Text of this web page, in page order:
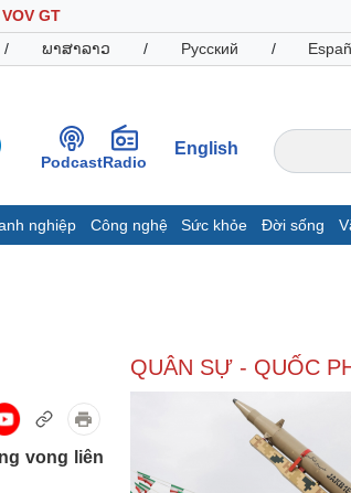
VOV GT
/ ພາສາລາວ / Русский /
PodcastRadio
English
nghiệp Công nghệ Sức khỏe Đời sống
Chứng
Doanh nghiệp
Thông tin doanh nghiệp
Công nghệ
Sành điệu
vong liên
QUÂN SỰ - QUỐC